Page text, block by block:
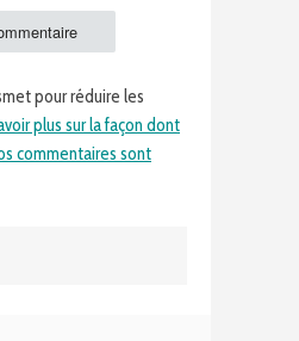
pour réduire les
plus sur la façon dont
commentaires sont